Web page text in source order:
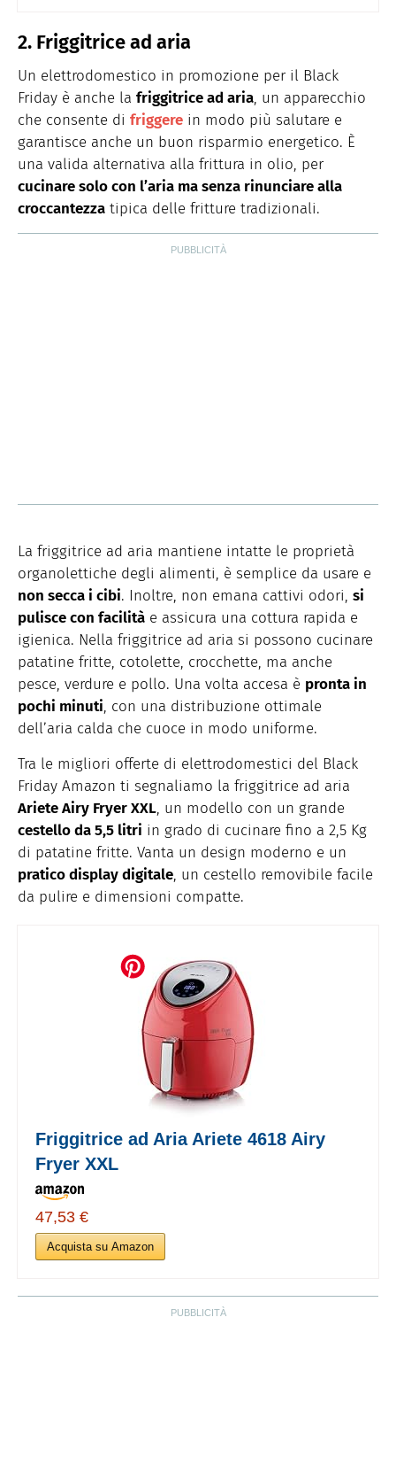
2. Friggitrice ad aria
Un elettrodomestico in promozione per il Black
Friday è anche la friggitrice ad aria, un apparecchio
che consente di friggere in modo più salutare e
garantisce anche un buon risparmio energetico. È
una valida alternativa alla frittura in olio, per
cucinare solo con l’aria ma senza rinunciare alla
croccantezza tipica delle fritture tradizionali.
La friggitrice ad aria mantiene intatte le proprietà
organolettiche degli alimenti, è semplice da usare e
non secca i cibi. Inoltre, non emana cattivi odori, si
pulisce con facilità e assicura una cottura rapida e
igienica. Nella friggitrice ad aria si possono cucinare
patatine fritte, cotolette, crocchette, ma anche
pesce, verdure e pollo. Una volta accesa è pronta in
pochi minuti, con una distribuzione ottimale
dell’aria calda che cuoce in modo uniforme.
Tra le migliori offerte di elettrodomestici del Black
Friday Amazon ti segnaliamo la friggitrice ad aria
Ariete Airy Fryer XXL, un modello con un grande
cestello da 5,5 litri in grado di cucinare fino a 2,5 Kg
di patatine fritte. Vanta un design moderno e un
pratico display digitale, un cestello removibile facile
da pulire e dimensioni compatte.
Friggitrice ad Aria Ariete 4618 Airy
Fryer XXL
47,53 €
Acquista su Amazon